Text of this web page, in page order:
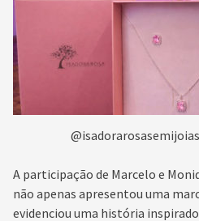
@isadorarosasemijoias
A participação de Marcelo e
não apenas apresentou uma
evidenciou uma história